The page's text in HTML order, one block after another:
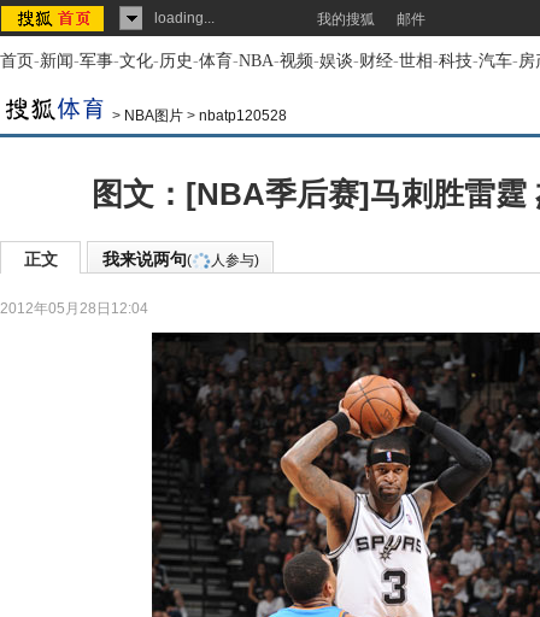
loading... 我的搜狐 邮件
首页-新闻-军事-文化-历史-体育-NBA-视频-娱谈-财经-世相-科技-汽车-房
> NBA图片 > nbatp120528
图文：[NBA季后赛]马刺胜雷霆
正文 我来说两句( 人参与)
2012年05月28日12:04